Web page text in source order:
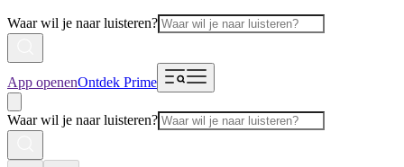
Waar wil je naar luisteren?
App openenOntdek Prime
Waar wil je naar luisteren?